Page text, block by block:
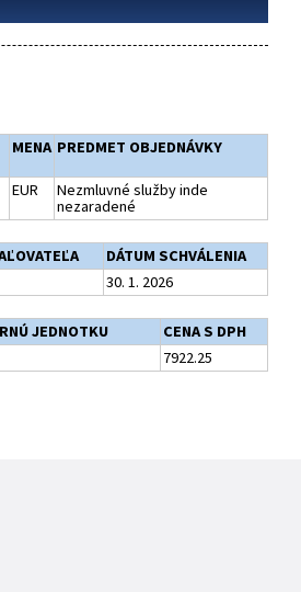
MENA PREDMET OBJEDNÁVKY
EUR
Nezmluvné služby inde
nezaradené
DÁTUM SCHVÁLENIA
30. 1. 2026
JEDNOTKU
CENA S DPH
7922.25